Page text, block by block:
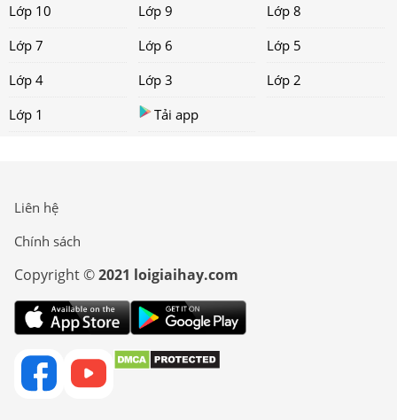
Lớp 10
Lớp 9
Lớp 8
Lớp 7
Lớp 6
Lớp 5
Lớp 4
Lớp 3
Lớp 2
Lớp 1
Tải app
Liên hệ
Chính sách
Copyright ©2021 loigiaihay.com